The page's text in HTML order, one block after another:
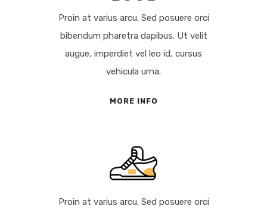
Proin at varius arcu. Sed posuere orci
bibendum pharetra dapibus. Ut velit
augue, imperdiet vel leo id, cursus
vehicula urna.
MORE INFO
Proin at varius arcu. Sed posuere orci